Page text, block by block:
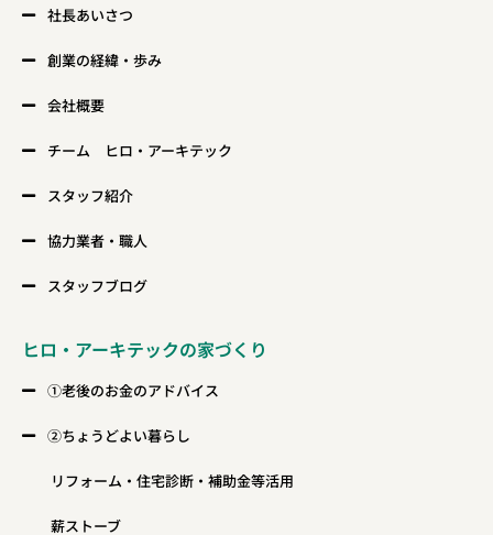
社長あいさつ
創業の経緯・歩み
会社概要
チーム ヒロ・アーキテック
スタッフ紹介
協力業者・職人
スタッフブログ
ヒロ・アーキテックの家づくり
①老後のお金のアドバイス
②ちょうどよい暮らし
リフォーム・住宅診断・補助金等活用
薪ストーブ